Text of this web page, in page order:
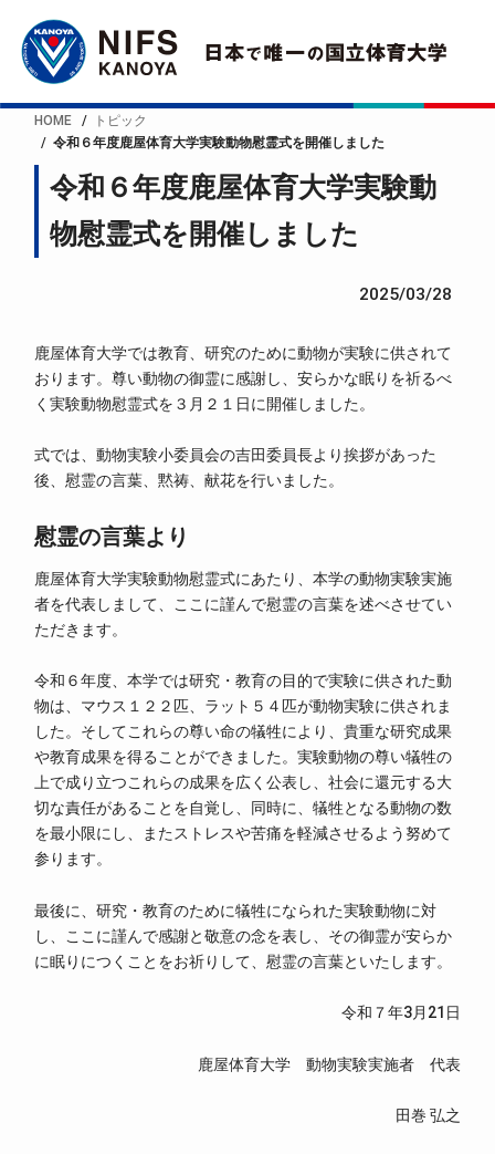
HOME
トピック
令和６年度鹿屋体育大学実験動物慰霊式を開催しました
令和６年度鹿屋体育大学実験動
物慰霊式を開催しました
2025/03/28
鹿屋体育大学では教育、研究のために動物が実験に供されて
おります。尊い動物の御霊に感謝し、安らかな眠りを祈るべ
く実験動物慰霊式を３月２１日に開催しました。
式では、動物実験小委員会の吉田委員長より挨拶があった
後、慰霊の言葉、黙祷、献花を行いました。
慰霊の言葉より
鹿屋体育大学実験動物慰霊式にあたり、本学の動物実験実施
者を代表しまして、ここに謹んで慰霊の言葉を述べさせてい
ただきます。
令和６年度、本学では研究・教育の目的で実験に供された動
物は、マウス１２２匹、ラット５４匹が動物実験に供されま
した。そしてこれらの尊い命の犠牲により、貴重な研究成果
や教育成果を得ることができました。実験動物の尊い犠牲の
上で成り立つこれらの成果を広く公表し、社会に還元する大
切な責任があることを自覚し、同時に、犠牲となる動物の数
を最小限にし、またストレスや苦痛を軽減させるよう努めて
参ります。
最後に、研究・教育のために犠牲になられた実験動物に対
し、ここに謹んで感謝と敬意の念を表し、その御霊が安らか
に眠りにつくことをお祈りして、慰霊の言葉といたします。
令和７年3月21日
鹿屋体育大学 動物実験実施者 代表
田巻 弘之